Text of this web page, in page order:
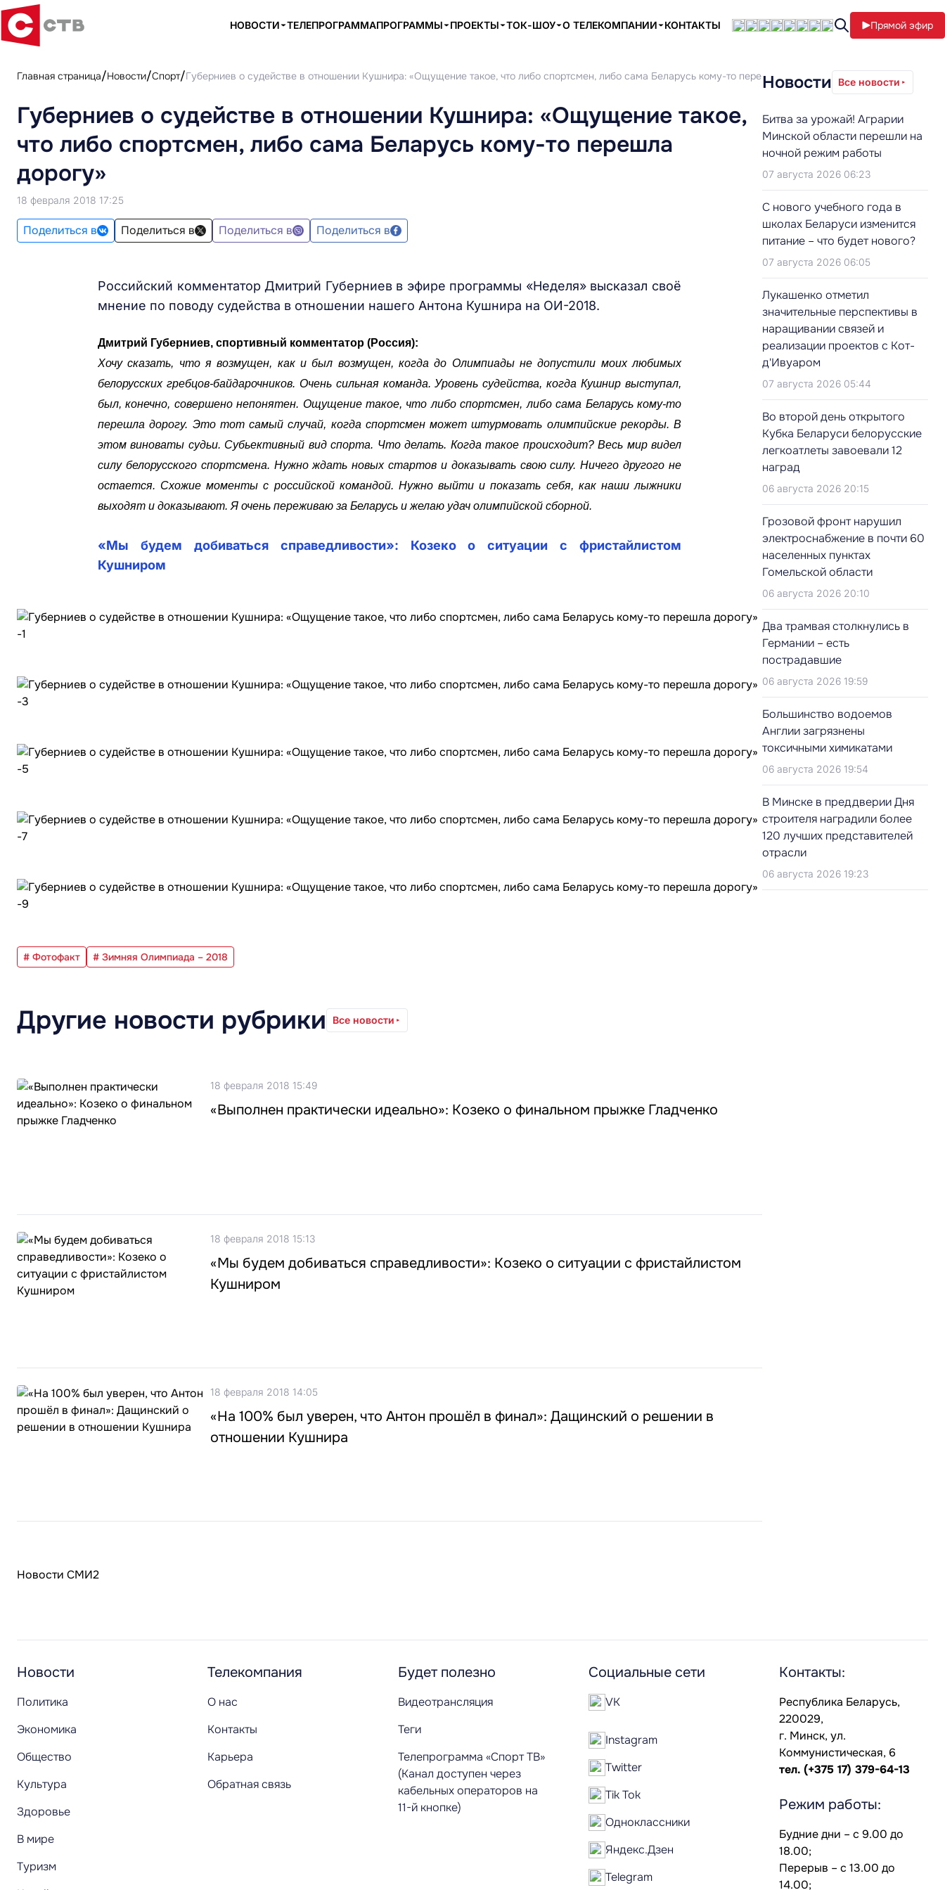
НОВОСТИ ТЕЛЕПРОГРАММАПРОГРАММЫ ПРОЕКТЫ ТОК-ШОУ О ТЕЛЕКОМПАНИИ КОНТАКТЫ Прямой эфир
Главная страница Новости Спорт Губерниев о судействе в отношении Кушнира: «Ощущение такое, что либо спортсмен, либо сама Беларусь кому-то перешла дорогу»
Губерниев о судействе в отношении Кушнира: «Ощущение такое,
что либо спортсмен, либо сама Беларусь кому-то перешла
дорогу»
18 февраля 2018 17:25
Поделиться в Поделиться в Поделиться в Поделиться в
Российский комментатор Дмитрий Губерниев в эфире программы «Неделя» высказал своё
мнение по поводу судейства в отношении нашего Антона Кушнира на ОИ-2018.
Дмитрий Губерниев, спортивный комментатор (Россия):
Хочу сказать, что я возмущен, как и был возмущен, когда до Олимпиады не допустили моих любимых
белорусских гребцов-байдарочников. Очень сильная команда. Уровень судейства, когда Кушнир выступал,
был, конечно, совершено непонятен. Ощущение такое, что либо спортсмен, либо сама Беларусь кому-то
перешла дорогу. Это тот самый случай, когда спортсмен может штурмовать олимпийские рекорды. В
этом виноваты судьи. Субьективный вид спорта. Что делать. Когда такое происходит? Весь мир видел
силу белорусского спортсмена. Нужно ждать новых стартов и доказывать свою силу. Ничего другого не
остается. Схожие моменты с российской командой. Нужно выйти и показать себя, как наши лыжники
выходят и доказывают. Я очень переживаю за Беларусь и желаю удач олимпийской сборной.
«Мы будем добиваться справедливости»: Козеко о ситуации с фристайлистом
Кушниром
# Фотофакт # Зимняя Олимпиада – 2018
Другие новости рубрики Все новости
18 февраля 2018 15:49
«Выполнен практически идеально»: Козеко о финальном прыжке Гладченко
18 февраля 2018 15:13
«Мы будем добиваться справедливости»: Козеко о ситуации с фристайлистом
Кушниром
18 февраля 2018 14:05
«На 100% был уверен, что Антон прошёл в финал»: Дащинский о решении в
отношении Кушнира
Новости СМИ2
Новости Все новости
Битва за урожай! Аграрии
Минской области перешли на
ночной режим работы
07 августа 2026 06:23
С нового учебного года в
школах Беларуси изменится
питание – что будет нового?
07 августа 2026 06:05
Лукашенко отметил
значительные перспективы в
наращивании связей и
реализации проектов с Кот-
д'Ивуаром
07 августа 2026 05:44
Во второй день открытого
Кубка Беларуси белорусские
легкоатлеты завоевали 12
наград
06 августа 2026 20:15
Грозовой фронт нарушил
электроснабжение в почти 60
населенных пунктах
Гомельской области
06 августа 2026 20:10
Два трамвая столкнулись в
Германии – есть
пострадавшие
06 августа 2026 19:59
Большинство водоемов
Англии загрязнены
токсичными химикатами
06 августа 2026 19:54
В Минске в преддверии Дня
строителя наградили более
120 лучших представителей
отрасли
06 августа 2026 19:23
Новости
Политика
Экономика
Общество
Культура
Здоровье
В мире
Туризм
Телекомпания
О нас
Контакты
Карьера
Обратная связь
Будет полезно
Видеотрансляция
Теги
Телепрограмма «Спорт ТВ»
(Канал доступен через
кабельных операторов на
11-й кнопке)
Социальные сети
VK
Instagram
Twitter
Tik Tok
Одноклассники
Яндекс.Дзен
Telegram
Контакты:
Республика Беларусь,
220029,
г. Минск, ул.
Коммунистическая, 6
тел. (+375 17) 379-64-13
Режим работы:
Будние дни – с 9.00 до
18.00;
Перерыв – с 13.00 до
14.00;